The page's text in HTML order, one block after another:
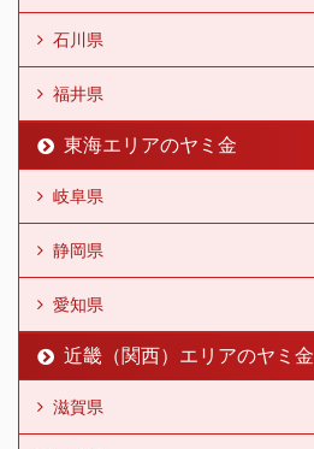
石川県
福井県
東海エリアのヤミ金
岐阜県
静岡県
愛知県
近畿（関西）エリアのヤミ金
滋賀県